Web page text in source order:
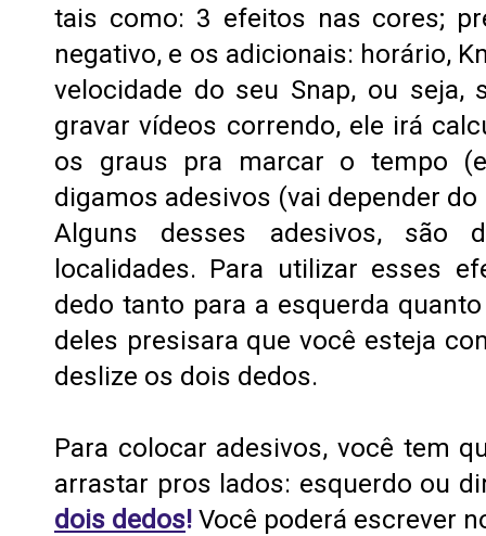
tais como: 3 efeitos nas cores;
negativo, e os adicionais: horário,
velocidade do seu Snap, ou
gravar vídeos correndo, ele irá
os graus pra marcar o tempo
digamos adesivos (vai depender
Alguns desses adesivos, são
localidades. Para utilizar esses
dedo tanto para a esquerda
deles presisara que você esteja
deslize os dois dedos.
Para colocar adesivos, você tem
arrastar pros lados: esquerdo ou
dois dedos! Você poderá escrever